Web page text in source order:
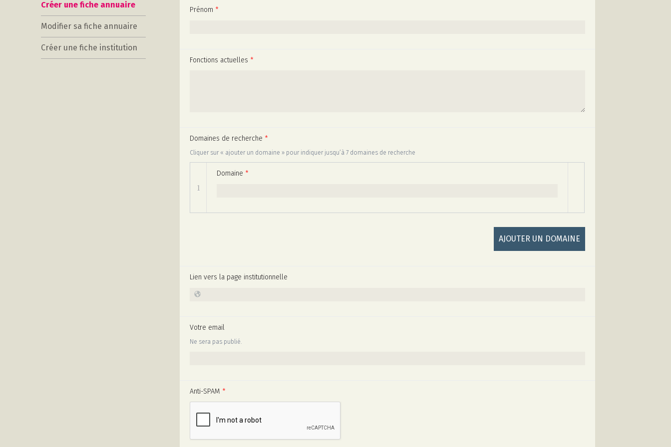
Créer une fiche annuaire
Modifier sa fiche annuaire
Créer une fiche institution
Prénom *
Fonctions actuelles *
Domaines de recherche *
Cliquer sur « ajouter un domaine » pour indiquer jusqu’à 7 domaines de recherche
1
Domaine *
AJOUTER UN DOMAINE
Lien vers la page institutionnelle
Votre email
Ne sera pas publié.
Anti-SPAM *